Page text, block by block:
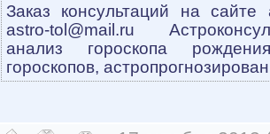
Заказ консультаций на
astro-tol@mail.ru
анализ гороскопа
гороскопов,